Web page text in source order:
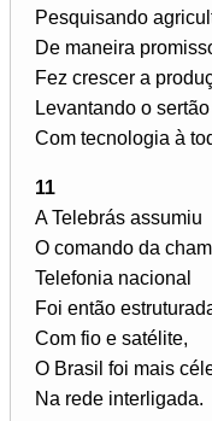
Pesquisando
De maneira
Fez crescer a
Levantando o sertão
Com tecnologia à
11
A Telebrás assumiu
O comando da
Telefonia nacional
Foi então
Com fio e satélite,
O Brasil foi mais
Na rede interligada.